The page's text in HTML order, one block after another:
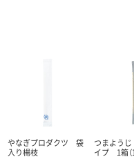
やなぎプロダクツ 袋
入り楊枝
つまよう
イプ 1箱（